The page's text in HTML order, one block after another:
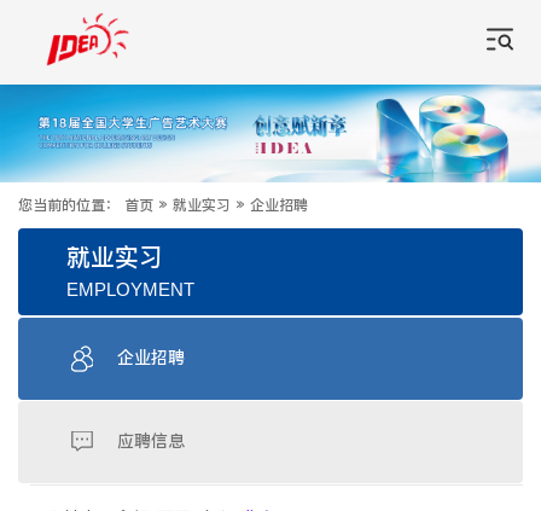
您当前的位置： 首页 » 就业实习 » 企业招聘
就业实习
EMPLOYMENT
企业招聘
应聘信息